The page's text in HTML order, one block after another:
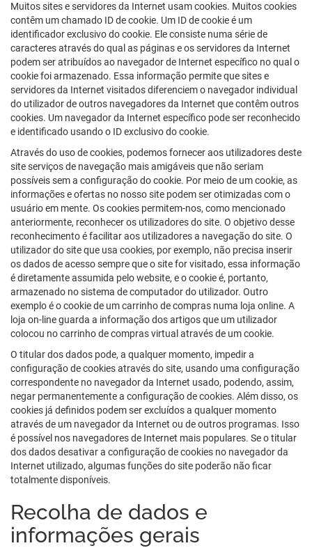
Muitos sites e servidores da Internet usam cookies. Muitos cookies
contêm um chamado ID de cookie. Um ID de cookie é um
identificador exclusivo do cookie. Ele consiste numa série de
caracteres através do qual as páginas e os servidores da Internet
podem ser atribuídos ao navegador de Internet específico no qual o
cookie foi armazenado. Essa informação permite que sites e
servidores da Internet visitados diferenciem o navegador individual
do utilizador de outros navegadores da Internet que contêm outros
cookies. Um navegador da Internet específico pode ser reconhecido
e identificado usando o ID exclusivo do cookie.
Através do uso de cookies, podemos fornecer aos utilizadores deste
site serviços de navegação mais amigáveis que não seriam
possíveis sem a configuração do cookie. Por meio de um cookie, as
informações e ofertas no nosso site podem ser otimizadas com o
usuário em mente. Os cookies permitem-nos, como mencionado
anteriormente, reconhecer os utilizadores do site. O objetivo desse
reconhecimento é facilitar aos utilizadores a navegação do site. O
utilizador do site que usa cookies, por exemplo, não precisa inserir
os dados de acesso sempre que o site for visitado, essa informação
é diretamente assumida pelo website, e o cookie é, portanto,
armazenado no sistema de computador do utilizador. Outro
exemplo é o cookie de um carrinho de compras numa loja online. A
loja on-line guarda a informação dos artigos que um utilizador
colocou no carrinho de compras virtual através de um cookie.
O titular dos dados pode, a qualquer momento, impedir a
configuração de cookies através do site, usando uma configuração
correspondente no navegador da Internet usado, podendo, assim,
negar permanentemente a configuração de cookies. Além disso, os
cookies já definidos podem ser excluídos a qualquer momento
através de um navegador da Internet ou de outros programas. Isso
é possível nos navegadores de Internet mais populares. Se o titular
dos dados desativar a configuração de cookies no navegador da
Internet utilizado, algumas funções do site poderão não ficar
totalmente disponíveis.
Recolha de dados e
informações gerais